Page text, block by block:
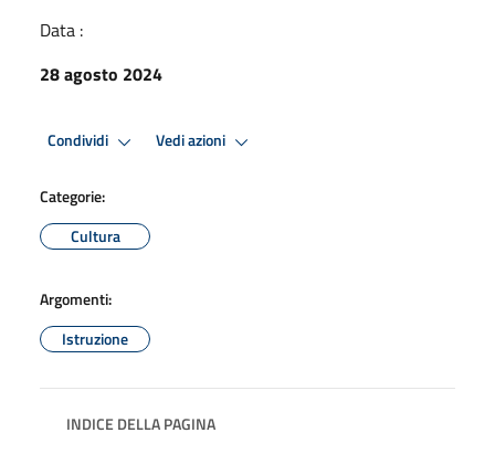
Data :
28 agosto 2024
Condividi Vedi azioni
Categorie:
Cultura
Argomenti:
Istruzione
INDICE DELLA PAGINA